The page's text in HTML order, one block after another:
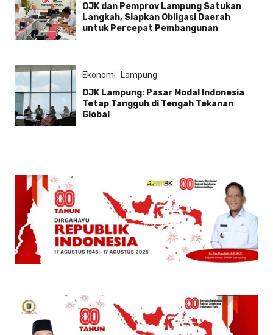
OJK dan Pemprov Lampung Satukan
Langkah, Siapkan Obligasi Daerah
untuk Percepat Pembangunan
Ekonomi Lampung
OJK Lampung: Pasar Modal Indonesia
Tetap Tangguh di Tengah Tekanan
Global